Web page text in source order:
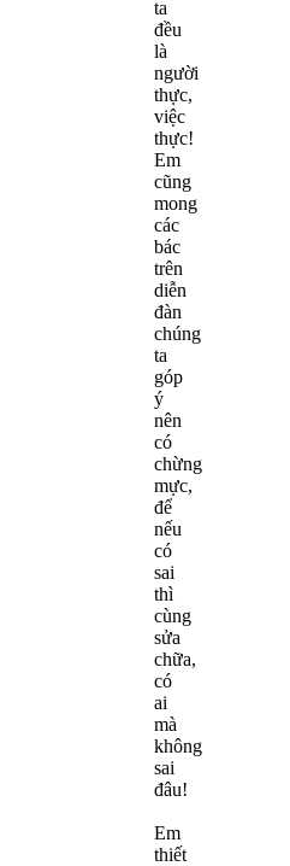
ta
đều
là
người
thực,
việc
thực!
Em
cũng
mong
các
bác
trên
diễn
đàn
chúng
ta
góp
ý
nên
có
chừng
mực,
để
nếu
có
sai
thì
cùng
sửa
chữa,
có
ai
mà
không
sai
đâu!
Em
thiết